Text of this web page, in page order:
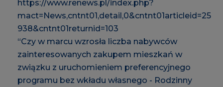
https://www.renews.pl/index.php?
mact=News,cntnt01,detail,0&cntnt01articleid=25
938&cntnt01returnid=103
“Czy w marcu wzrosła liczba nabywców
zainteresowanych zakupem mieszkań w
związku z uruchomieniem preferencyjnego
programu bez wkładu własnego - Rodzinny